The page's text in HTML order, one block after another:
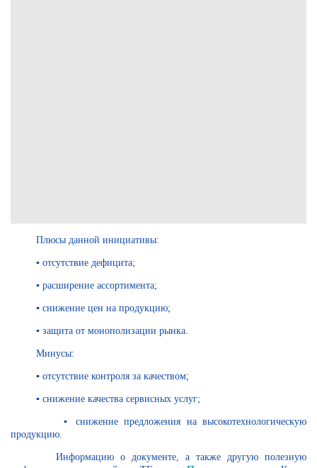
Плюсы данной инициативы:
▪️ отсутствие дефицита;
▪️ расширение ассортимента;
▪️ снижение цен на продукцию;
▪️ защита от монополизации рынка.
Минусы:
▪️ отсутствие контроля за качеством;
▪️ снижение качества сервисных услуг;
▪️ снижение предложения на высокотехнологическую
продукцию.
Информацию о документе, а также другую полезную